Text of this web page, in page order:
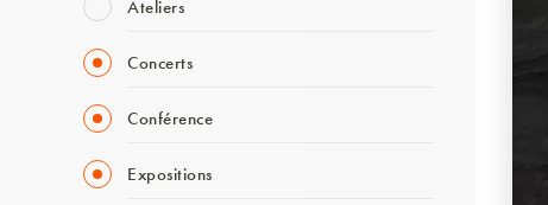
Ateliers
Concerts
Conférence
Expositions